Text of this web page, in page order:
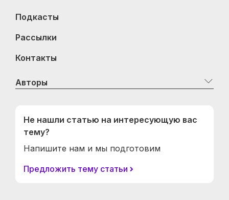
Подкасты
Рассылки
Контакты
Авторы
Не нашли статью на интересующую вас
тему?
Напишите нам и мы подготовим
Предложить тему статьи